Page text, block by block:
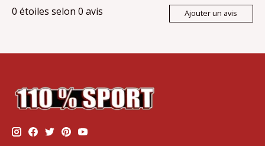
0 étoiles selon 0 avis Ajouter un avis